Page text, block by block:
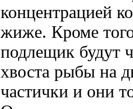
концентрацией
жиже. Кроме
подлещик будут
хвоста рыбы на
частички и они